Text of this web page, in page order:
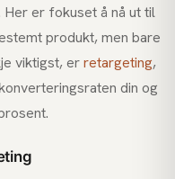
er fokuset å nå ut til
produkt, men bare
viktigst, erretargeting,
din og